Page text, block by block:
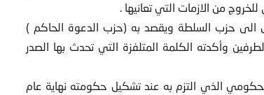
من الازمات التي تعانيها .
الى حزب السلطة ويقصد به (حزب الدعوة الحاكم )
وأكدته الكلمة المتلفزة التي تحدث بها الصدر
الحكومي الذي التزم به عند تشكيل حكومته نهاية عام